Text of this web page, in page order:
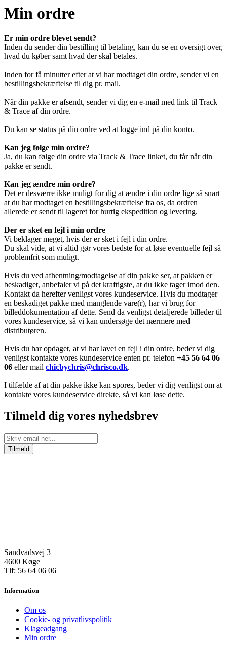
Min ordre
Er min ordre blevet sendt?
Inden du sender din bestilling til betaling, kan du se en oversigt over,
hvad du køber samt hvad der skal betales.
Inden for få minutter efter at vi har modtaget din ordre, sender vi en
bestillingsbekræftelse til dig pr. mail.
Når din pakke er afsendt, sender vi dig en e-mail med link til Track
& Trace af din ordre.
Du kan se status på din ordre ved at logge ind på din konto.
Kan jeg følge min ordre?
Ja, du kan følge din ordre via Track & Trace linket, du får når din
pakke er sendt.
Kan jeg ændre min ordre?
Det er desværre ikke muligt for dig at ændre i din ordre lige så snart
at du har modtaget en bestillingsbekræftelse fra os, da ordren
allerede er sendt til lageret for hurtig ekspedition og levering.
Der er sket en fejl i min ordre
Vi beklager meget, hvis der er sket i fejl i din ordre.
Du skal vide, at vi altid gør vores bedste for at løse eventuelle fejl så
problemfrit som muligt.
Hvis du ved afhentning/modtagelse af din pakke ser, at pakken er
beskadiget, anbefaler vi på det kraftigste, at du ikke tager imod den.
Kontakt da herefter venligst vores kundeservice. Hvis du modtager
en beskadiget pakke med manglende vare(r), har vi brug for
billeddokumentation af dette. Send da venligst detaljerede billeder til
vores kundeservice, så vi kan undersøge det nærmere med
distributøren.
Hvis du har opdaget, at vi har lavet en fejl i din ordre, beder vi dig
venligst kontakte vores kundeservice enten pr. telefon +45 56 64 06
06 eller mail chicbychris@chrisco.dk.
I tilfælde af at din pakke ikke kan spores, beder vi dig venligst om at
kontakte vores kundeservice direkte, så vi kan løse dette.
Tilmeld dig vores nyhedsbrev
Tilmeld
Sandvadsvej 3
4600 Køge
Tlf: 56 64 06 06
Information
Om os
Cookie- og privatlivspolitik
Klageadgang
Min ordre